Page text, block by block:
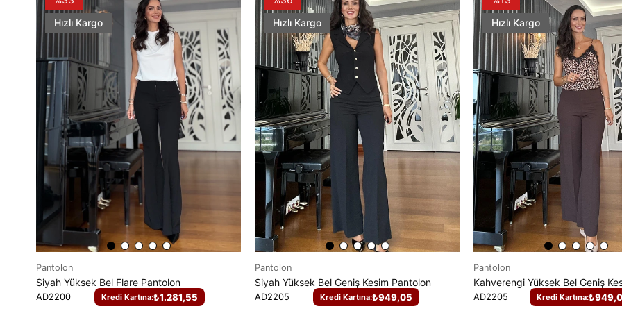
Pantolon
Siyah Yüksek Bel Flare Pantolon
AD2200 Kredi Kartına:₺1.281,55
Hızlı Kargo
Pantolon
Siyah Yüksek Bel Geniş Kesim Pantolon
AD2205 Kredi Kartına:₺949,05
Hızlı Kargo
Pantolon
AD2205 Kredi Kartına:
Hızlı Kargo